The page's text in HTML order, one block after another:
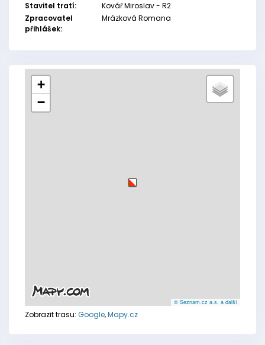
Stavitel tratí:
Kovář Miroslav - R2
Zpracovatel
přihlášek:
Mrázková Romana
+
−
© Seznam.cz a.s. a další
Zobrazit trasu: Google,Mapy.cz